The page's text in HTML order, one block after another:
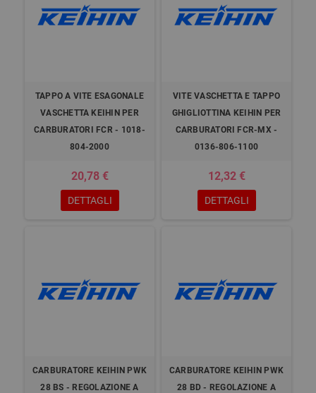
TAPPO A VITE ESAGONALE
VASCHETTA KEIHIN PER
CARBURATORI FCR - 1018-
804-2000
20,78 €
DETTAGLI
VITE VASCHETTA E TAPPO
GHIGLIOTTINA KEIHIN PER
CARBURATORI FCR-MX -
0136-806-1100
12,32 €
DETTAGLI
CARBURATORE KEIHIN PWK
28 BS - REGOLAZIONE A
CARBURATORE KEIHIN PWK
28 BD - REGOLAZIONE A